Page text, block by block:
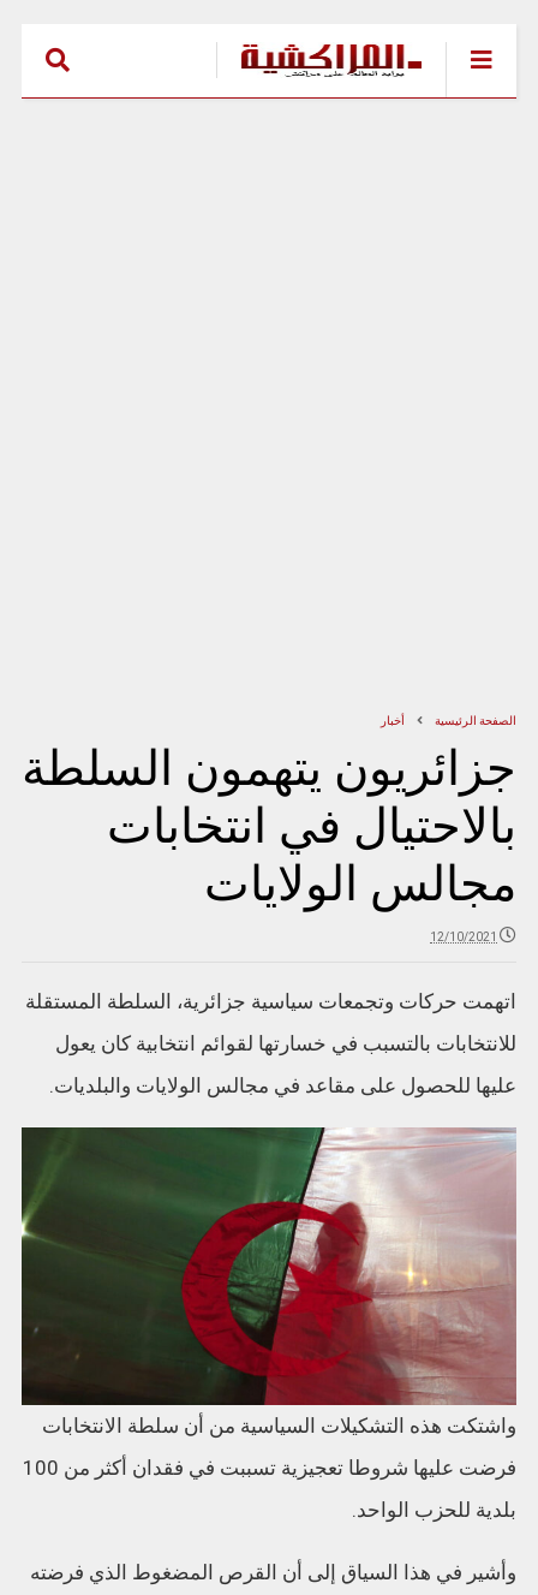
الصفحة الرئيسية أخبار
جزائريون يتهمون السلطة
بالاحتيال في انتخابات
مجالس الولايات
12/10/2021
اتهمت حركات وتجمعات سياسية جزائرية، السلطة المستقلة
للانتخابات بالتسبب في خسارتها لقوائم انتخابية كان يعول
عليها للحصول على مقاعد في مجالس الولايات والبلديات.
واشتكت هذه التشكيلات السياسية من أن سلطة الانتخابات
فرضت عليها شروطا تعجيزية تسببت في فقدان أكثر من 100
بلدية للحزب الواحد.
وأشير في هذا السياق إلى أن القرص المضغوط الذي فرضته